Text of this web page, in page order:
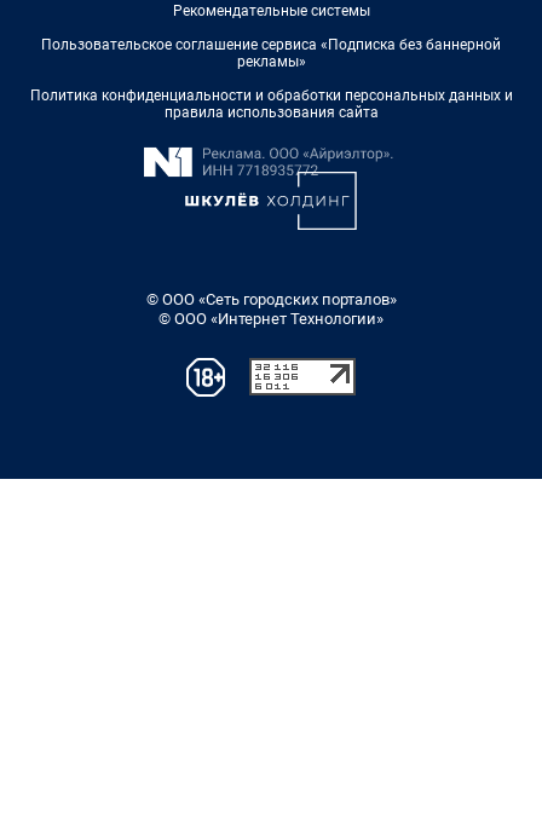
Рекомендательные системы
Пользовательское соглашение сервиса «Подписка без баннерной
рекламы»
Политика конфиденциальности и обработки персональных данных и
правила использования сайта
© ООО «Сеть городских порталов»
© ООО «Интернет Технологии»